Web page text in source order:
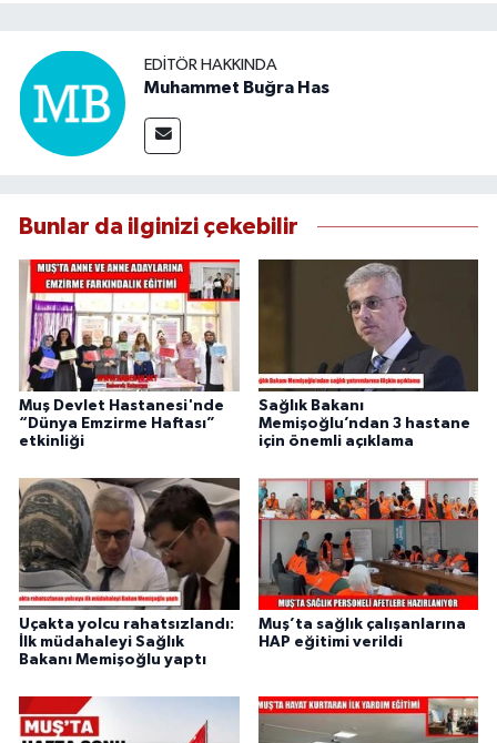
EDITÖR HAKKINDA
Muhammet Buğra Has
Bunlar da ilginizi çekebilir
Muş Devlet Hastanesi'nde
“Dünya Emzirme Haftası”
etkinliği
Sağlık Bakanı
Memişoğlu’ndan 3 hastane
için önemli açıklama
Uçakta yolcu rahatsızlandı:
İlk müdahaleyi Sağlık
Bakanı Memişoğlu yaptı
Muş’ta sağlık çalışanlarına
HAP eğitimi verildi